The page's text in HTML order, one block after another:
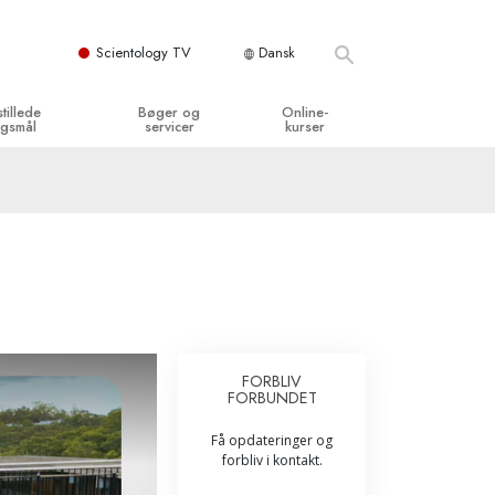
Scientology TV Dansk
Bøger og
servicer
foredrag
Online-
kurser
Assister ved sygdom og skader
Integritet og ærlighed
Ægteskab
FORBLIV
FORBUNDET
Få opdateringer og
forbliv i kontakt.